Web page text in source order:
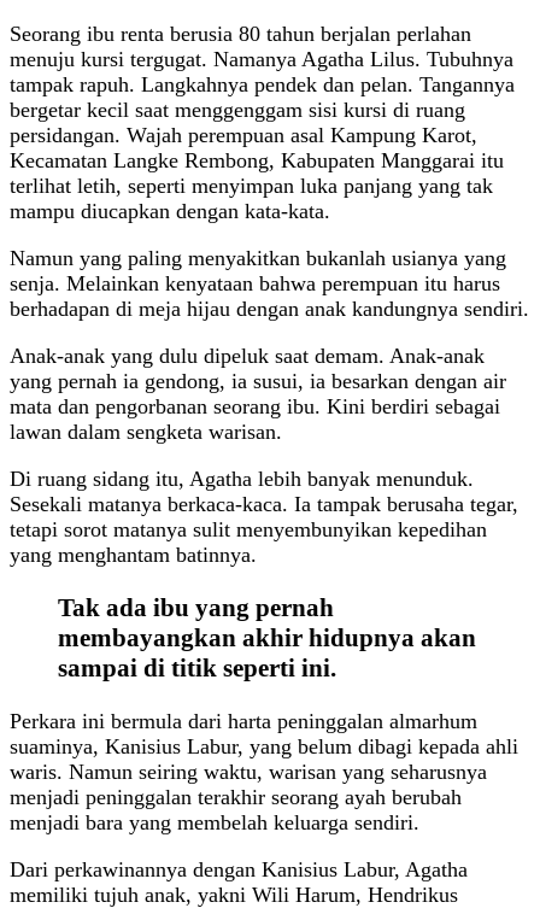
Seorang ibu renta berusia 80 tahun berjalan perlahan
menuju kursi tergugat. Namanya Agatha Lilus. Tubuhnya
tampak rapuh. Langkahnya pendek dan pelan. Tangannya
bergetar kecil saat menggenggam sisi kursi di ruang
persidangan. Wajah perempuan asal Kampung Karot,
Kecamatan Langke Rembong, Kabupaten Manggarai itu
terlihat letih, seperti menyimpan luka panjang yang tak
mampu diucapkan dengan kata-kata.
Namun yang paling menyakitkan bukanlah usianya yang
senja. Melainkan kenyataan bahwa perempuan itu harus
berhadapan di meja hijau dengan anak kandungnya sendiri.
Anak-anak yang dulu dipeluk saat demam. Anak-anak
yang pernah ia gendong, ia susui, ia besarkan dengan air
mata dan pengorbanan seorang ibu. Kini berdiri sebagai
lawan dalam sengketa warisan.
Di ruang sidang itu, Agatha lebih banyak menunduk.
Sesekali matanya berkaca-kaca. Ia tampak berusaha tegar,
tetapi sorot matanya sulit menyembunyikan kepedihan
yang menghantam batinnya.
Tak ada ibu yang pernah
membayangkan akhir hidupnya akan
sampai di titik seperti ini.
Perkara ini bermula dari harta peninggalan almarhum
suaminya, Kanisius Labur, yang belum dibagi kepada ahli
waris. Namun seiring waktu, warisan yang seharusnya
menjadi peninggalan terakhir seorang ayah berubah
menjadi bara yang membelah keluarga sendiri.
Dari perkawinannya dengan Kanisius Labur, Agatha
memiliki tujuh anak, yakni Wili Harum, Hendrikus